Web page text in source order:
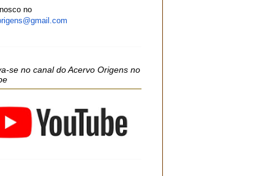
no
se no canal do Acervo Origens no